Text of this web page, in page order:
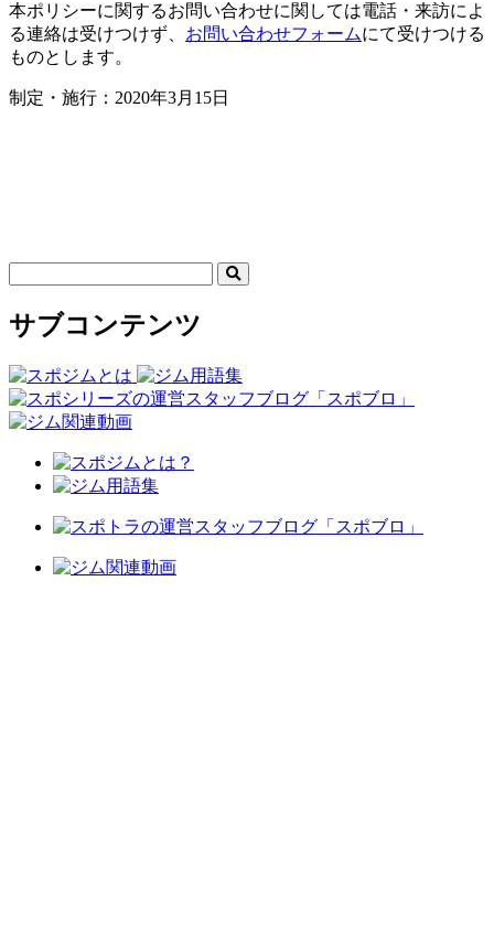
本ポリシーに関するお問い合わせに関しては電話・来訪によ
る連絡は受けつけず、 お問い合わせフォームにて受けつける
ものとします。
制定・施行：2020年3月15日
サブコンテンツ